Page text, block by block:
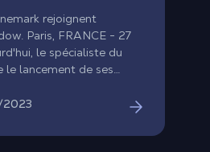
rejoignent
Paris, FRANCE - 27
le spécialiste du
le lancement de ses
70 millions de nouveaux
en Europe.